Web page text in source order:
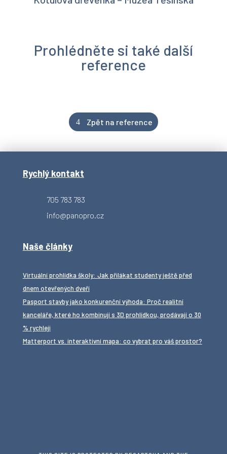
Prohlédněte si také další
reference
Zpět na reference
Rychlý kontakt
705 783 783
info@panopro.cz
Naše články
Virtuální prohlídka školy: Jak přilákat studenty ještě před
dnem otevřených dveří
Pasport stavby jako konkurenční výhoda: Proč realitní
kanceláře, které ho kombinují s 3D prohlídkou, prodávají o 30
% rychleji
Matterport vs. interaktivní mapa: co vybrat pro váš prostor?